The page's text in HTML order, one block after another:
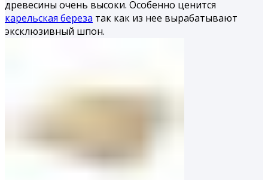
древесины очень высоки. Особенно ценится
карельская береза так как из нее вырабатывают
эксклюзивный шпон.